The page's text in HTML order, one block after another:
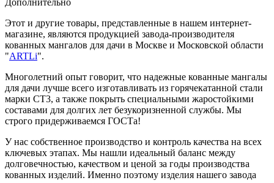
Дополнительно
Этот и другие товары, представленные в нашем интернет-
магазине, являются продукцией завода-производителя
кованных мангалов для дачи в Москве и Московской области
"ARTLi".
Многолетний опыт говорит, что надежные кованные мангалы
для дачи лучше всего изготавливать из горячекатанной стали
марки СТ3, а также покрыть специальными жаростойкими
составами для долгих лет безукоризненной службы. Мы
строго придерживаемся ГОСТа!
У нас собственное производство и контроль качества на всех
ключевых этапах. Мы нашли идеальный баланс между
долговечностью, качеством и ценой за годы производства
кованных изделий. Именно поэтому изделия нашего завода